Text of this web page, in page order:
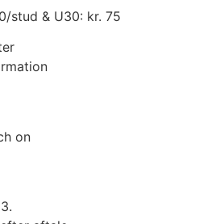
stud & U30: kr. 75
on